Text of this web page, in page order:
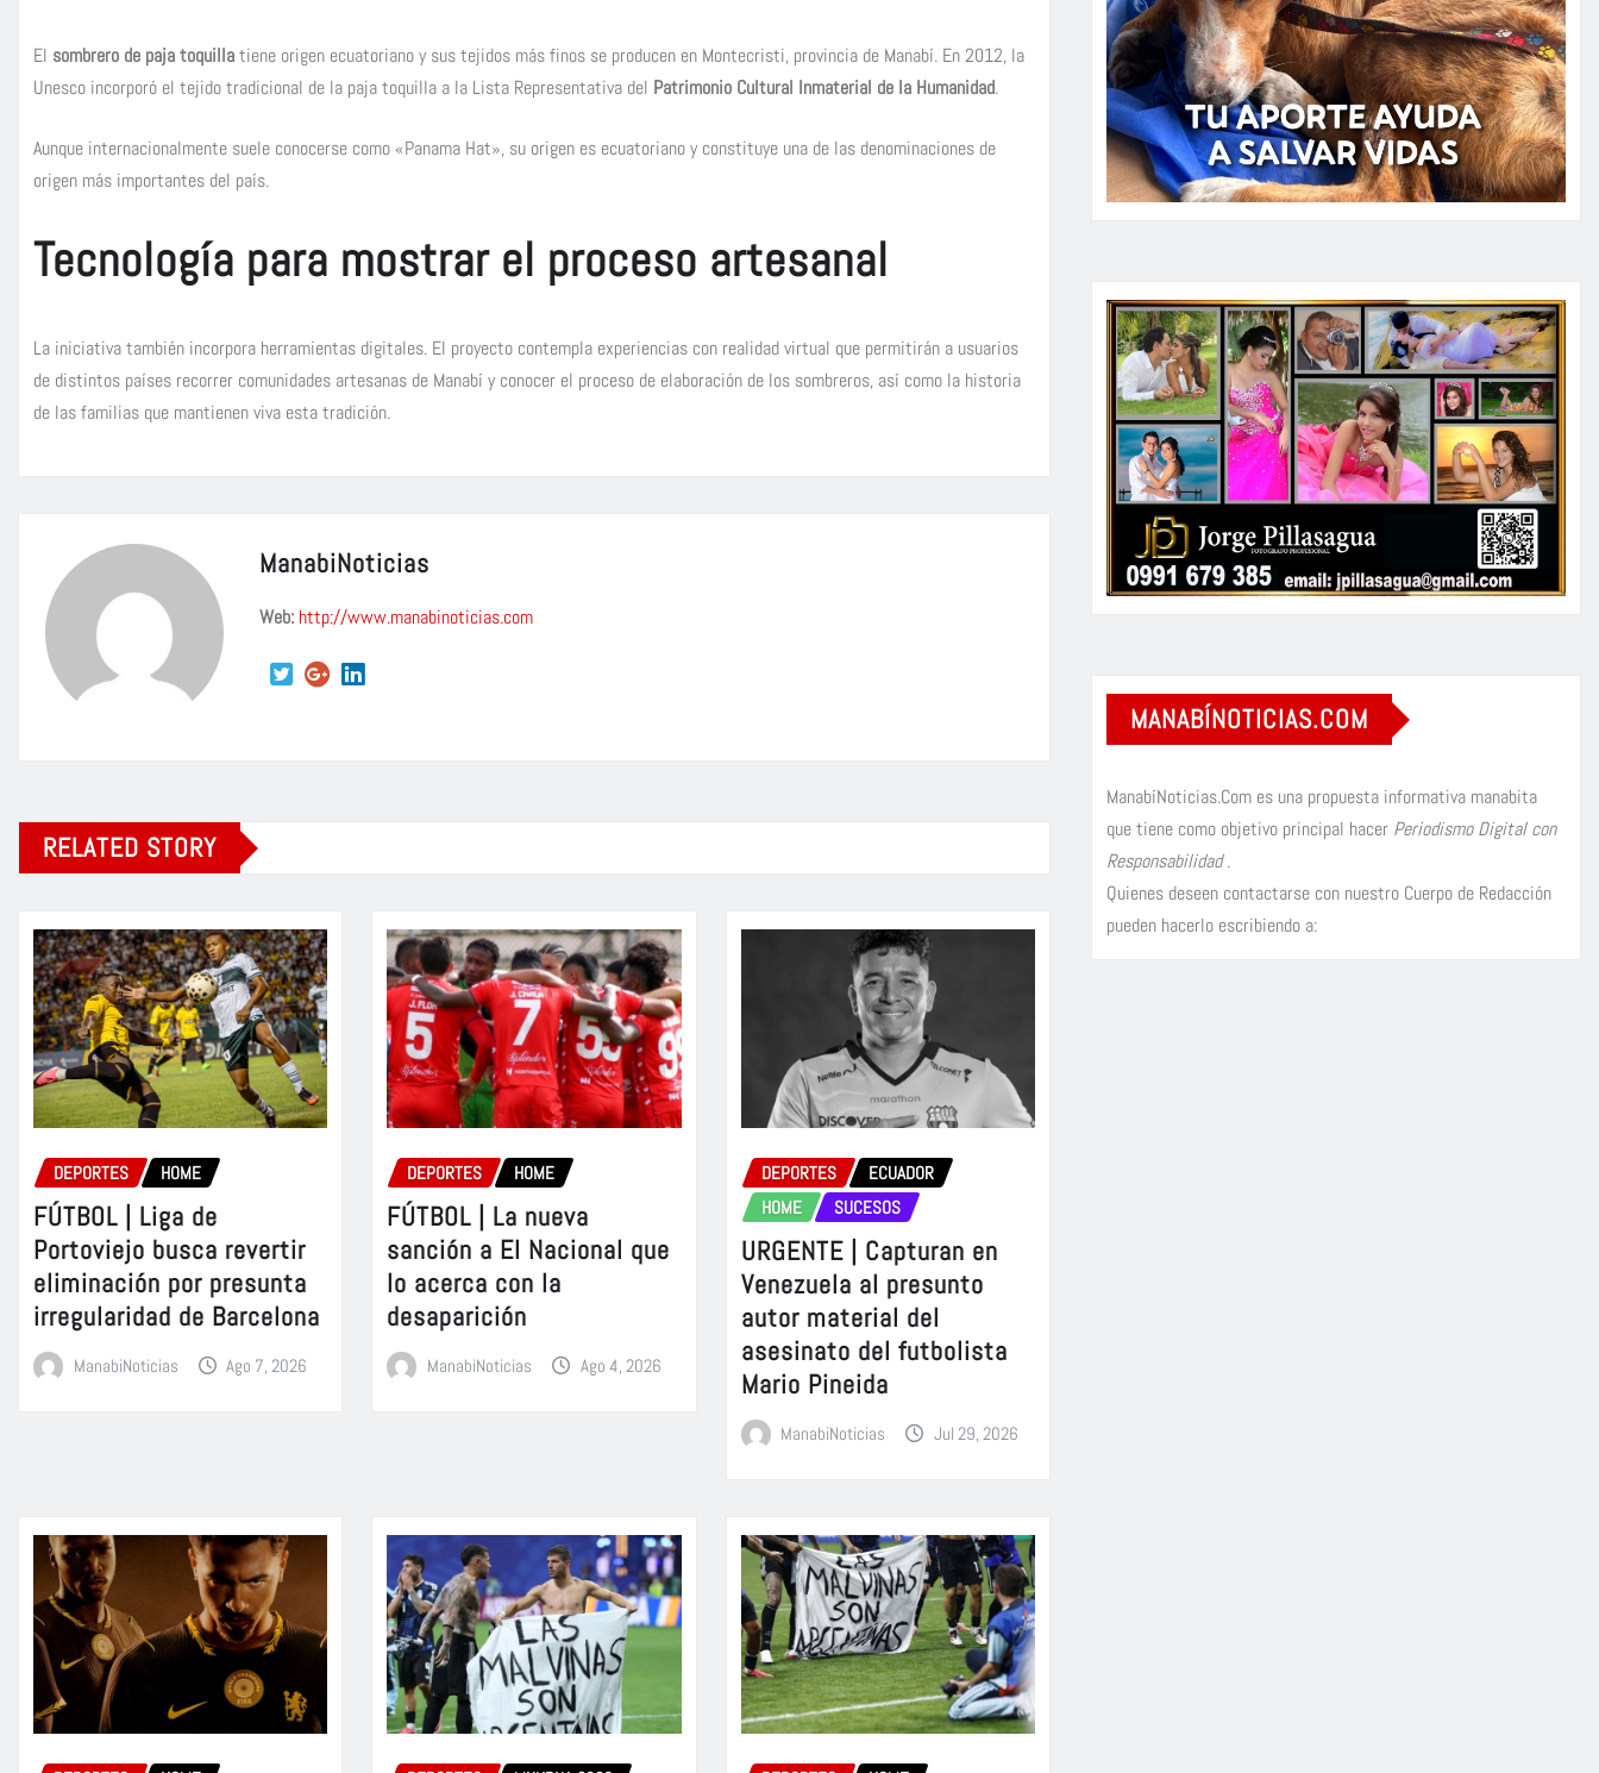
El sombrero de paja toquillatiene origen ecuatoriano y sus tejidos más finos se producen en Montecristi, provincia de Manabí. En 2012, la
Unesco incorporó el tejido tradicional de la paja toquilla a la Lista Representativa del Patrimonio Cultural Inmaterial de la Humanidad.
Aunque internacionalmente suele conocerse como «Panama Hat», su origen es ecuatoriano y constituye una de las denominaciones de
origen más importantes del país.
Tecnología para mostrar el proceso artesanal
La iniciativa también incorpora herramientas digitales. El proyecto contempla experiencias con realidad virtual que permitirán a usuarios
de distintos países recorrer comunidades artesanas de Manabí y conocer el proceso de elaboración de los sombreros, así como la historia
de las familias que mantienen viva esta tradición.
ManabiNoticias
Web: http://www.manabinoticias.com
RELATED STORY
DEPORTES HOME
FÚTBOL | Liga de
Portoviejo busca revertir
eliminación por presunta
irregularidad de Barcelona
ManabiNoticias Ago 7, 2026
DEPORTES HOME
FÚTBOL | La nueva
sanción a El Nacional que
lo acerca con la
desaparición
ManabiNoticias Ago 4, 2026
DEPORTES
ECUADOR
HOME
SUCESOS
URGENTE | Capturan en
Venezuela al presunto
autor material del
asesinato del futbolista
Mario Pineida
ManabiNoticias Jul 29, 2026
MANABÍNOTICIAS.COM
ManabíNoticias.Com es una propuesta informativa manabita
que tiene como objetivo principal hacer Periodismo Digital con
Responsabilidad.
Quienes deseen contactarse con nuestro Cuerpo de Redacción
pueden hacerlo escribiendo a: